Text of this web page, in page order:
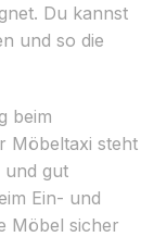
Du kannst
und so die
beim
Möbeltaxi steht
und gut
Ein- und
Möbel sicher